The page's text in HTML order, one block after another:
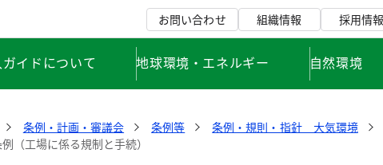
お問い合わせ 組織情報 採用情報
イドについて 地球環境・エネルギー 自然環境
条例・計画・審議会 条例等 条例・規則・指針 大気環境
（工場に係る規制と手続）